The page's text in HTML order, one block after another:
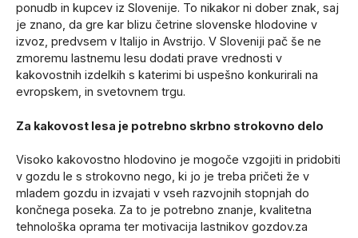
ponudb in kupcev iz Slovenije. To nikakor ni dober znak, saj
je znano, da gre kar blizu četrine slovenske hlodovine v
izvoz, predvsem v Italijo in Avstrijo. V Sloveniji pač še ne
zmoremu lastnemu lesu dodati prave vrednosti v
kakovostnih izdelkih s katerimi bi uspešno konkurirali na
evropskem, in svetovnem trgu.
Za kakovost lesa je potrebno skrbno strokovno delo
Visoko kakovostno hlodovino je mogoče vzgojiti in pridobiti
v gozdu le s strokovno nego, ki jo je treba pričeti že v
mladem gozdu in izvajati v vseh razvojnih stopnjah do
končnega poseka. Za to je potrebno znanje, kvalitetna
tehnološka oprama ter motivacija lastnikov gozdov.za